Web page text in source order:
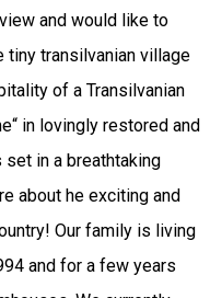
and would like to
tiny transilvanian village
of a Transilvanian
in lovingly restored and
in a breathtaking
about he exciting and
Our family is living
and for a few years